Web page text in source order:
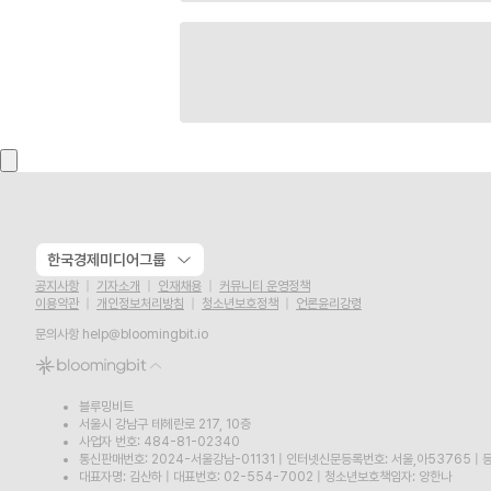
한국경제미디어그룹
공지사항 기자소개 인재채용
커뮤니티 운영정책
이용약관
개인정보처리방침 청소년보호정책
언론윤리강령
문의사항 help@bloomingbit.io
블루밍비트
서울시 강남구 테헤란로 217, 10층
사업자 번호: 484-81-02340
통신판매번호: 2024-서울강남-01131
인터넷신문등록번호: 서울,아53765
대표자명: 김산하
대표번호: 02-554-7002 청소년보호책임자: 양한나